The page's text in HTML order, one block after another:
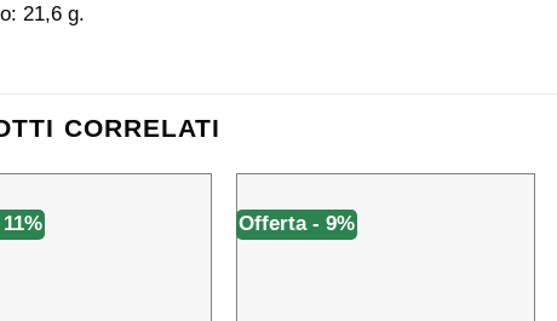
21,6 g.
CORRELATI
Offerta - 9%